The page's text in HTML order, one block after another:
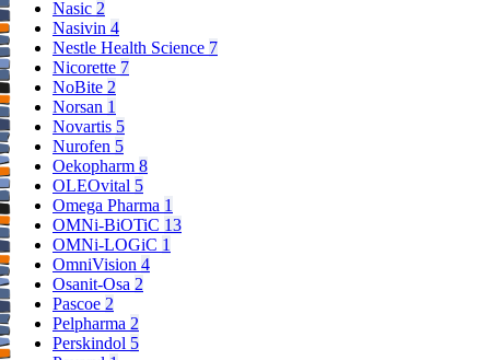
Nasic 2
Nasivin 4
Nestle Health Science 7
Nicorette 7
NoBite 2
Norsan 1
Novartis 5
Nurofen 5
Oekopharm 8
OLEOvital 5
Omega Pharma 1
OMNi-BiOTiC 13
OMNi-LOGiC 1
OmniVision 4
Osanit-Osa 2
Pascoe 2
Pelpharma 2
Perskindol 5